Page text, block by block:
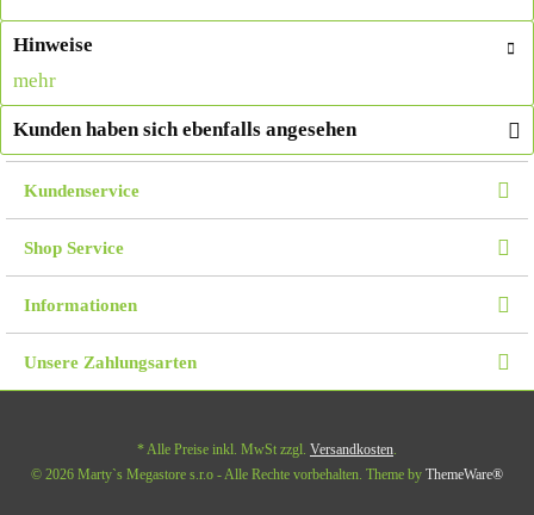
Hinweise
mehr
Kunden haben sich ebenfalls angesehen
Kundenservice
Shop Service
Informationen
Unsere Zahlungsarten
* Alle Preise inkl. MwSt zzgl. Versandkosten.
© 2026 Marty`s Megastore s.r.o - Alle Rechte vorbehalten. Theme by ThemeWare®